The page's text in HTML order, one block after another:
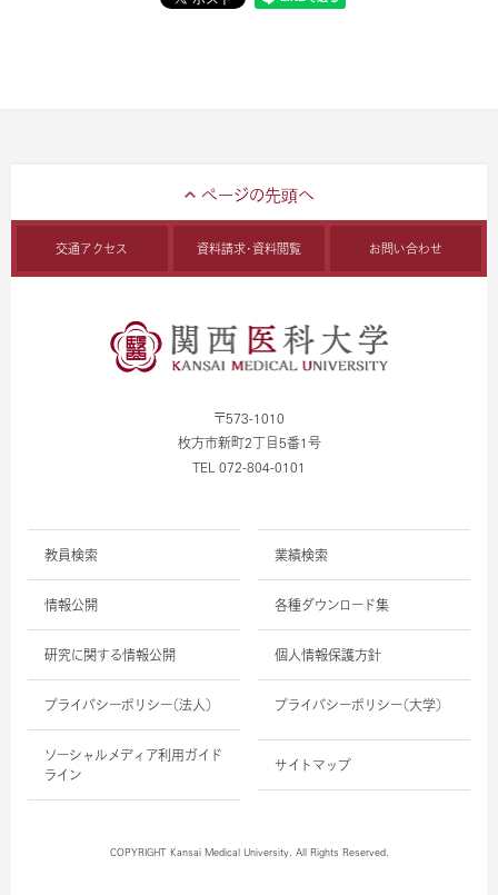
交通アクセス 資料請求・資料閲覧 お問い合わせ
〒573-1010
枚方市新町2丁目5番1号
TEL 072-804-0101
教員検索 業績検索
情報公開 各種ダウンロード集
研究に関する情報公開 個人情報保護方針
プライバシーポリシー（法人） プライバシーポリシー（大学）
ソーシャルメディア利用ガイド
ライン
サイトマップ
COPYRIGHT Kansai Medical University. All Rights Reserved.